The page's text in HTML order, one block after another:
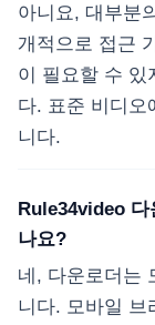
아니요, 대부분
개적으로 접근
이 필요할 수 있
다. 표준 비디오
니다.
Rule34video 다
나요?
네, 다운로더는
니다. 모바일 브